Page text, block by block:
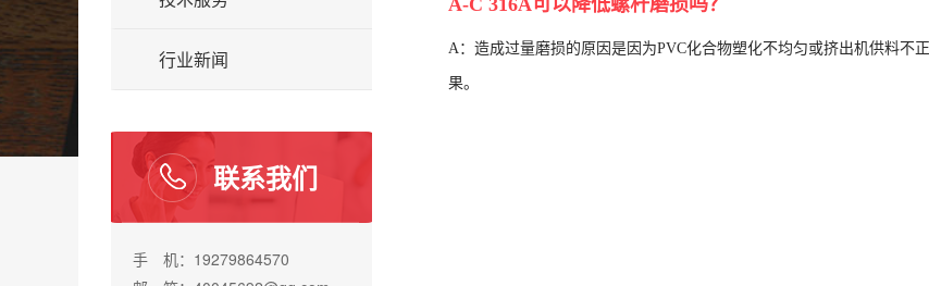
行业新闻
联系我们
手 机：19279864570
A-C 316A可以降低螺杆磨损吗？
A：造成过量磨损的原因是因为PVC化合物塑化不均匀或挤出机供料不
果。